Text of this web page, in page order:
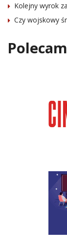
Kolejny wyrok
Czy wojskowy